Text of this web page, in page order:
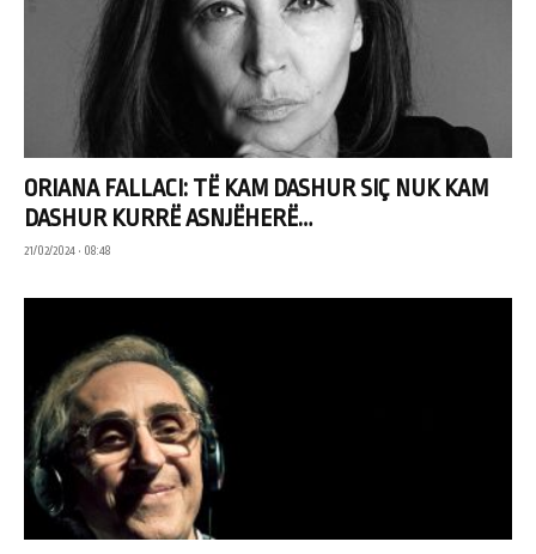
ORIANA FALLACI: TË KAM DASHUR SIÇ NUK KAM
DASHUR KURRË ASNJËHERË…
21/02/2024 • 08:48